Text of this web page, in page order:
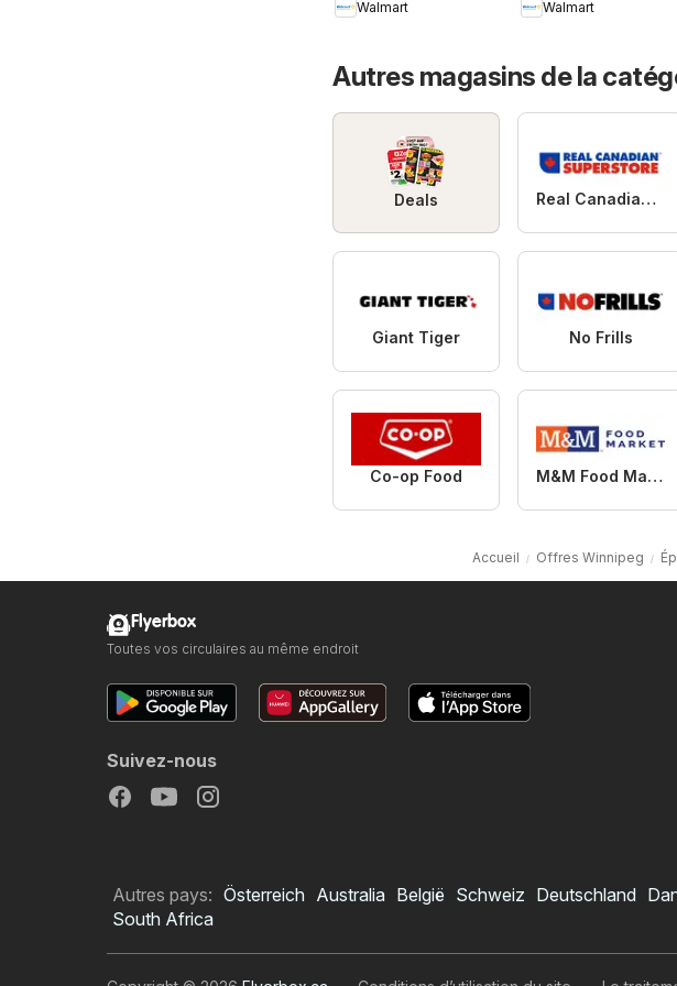
low prices
Walmart
rentrée à bas prix
Walmart
Autres magasins de la
Deals Real Canadian Superstore
Giant Tiger No Frills
Co-op Food M&M Food Market
Accueil Offres Winnipeg
Flyerbox
Toutes vos circulaires au même endroit
Suivez-nous
Autres pays: Österreich Australia België Schweiz Deutschland
South Africa